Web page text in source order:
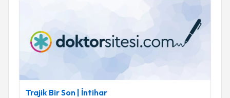
Trajik Bir Son | İntihar